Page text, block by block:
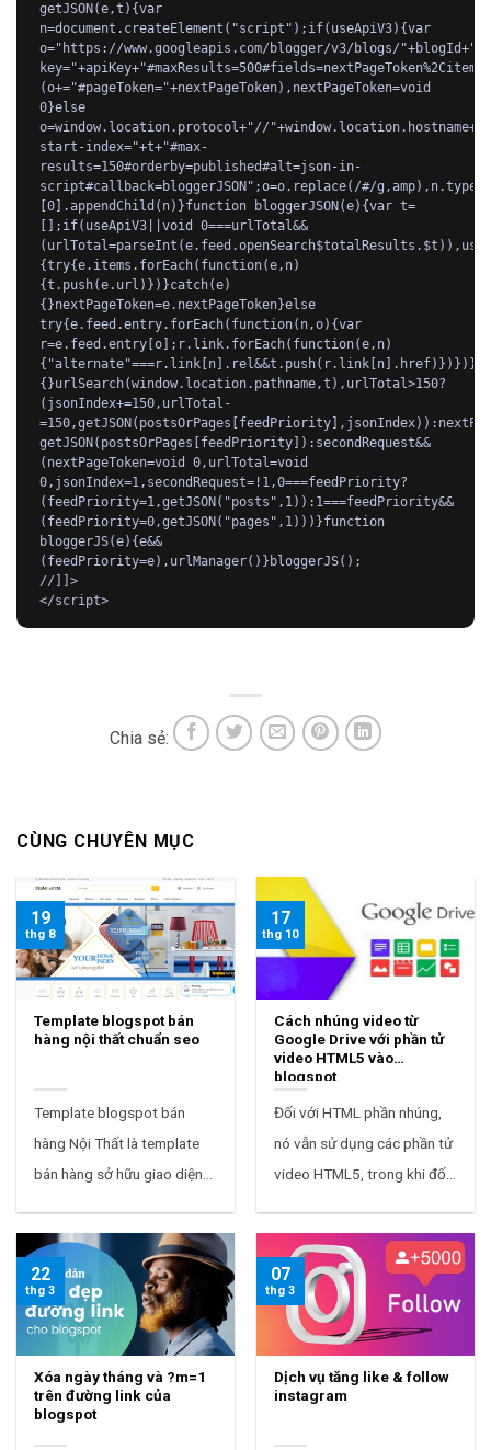
getJSON(e,t){var
n=document.createElement("script");if(useApiV3){var
o="https://www.googleapis.com/blogger/v3/blogs/"+blogId+"/
(o+="#pageToken="+nextPageToken),nextPageToken=void
0}else
o=window.location.protocol+"//
start-index="+t+"#max-
results=150#orderby=published#alt=json-in-
script#callback=bloggerJSON";o=o.replace(/#/
[0].appendChild(n)}function bloggerJSON(e){var t=
[];if(useApiV3||void 0===urlTotal&&
{try{e.items.forEach(function(e,n)
{t.push(e.url)})}catch(e)
{}nextPageToken=e.nextPageToken}else
try{e.feed.entry.forEach(function(n,o){var
r=e.feed.entry[o];r.link.forEach(function(e,n)
{}urlSearch(window.location.pathname,t),urlTotal>150?
(jsonIndex+=150,urlTotal-
getJSON(postsOrPages[feedPriority]):secondRequest&&
(nextPageToken=void 0,urlTotal=void
0,jsonIndex=1,secondRequest=!1,0===feedPriority?
(feedPriority=1,getJSON("posts",1)):1===feedPriority&&
(feedPriority=0,getJSON("pages",1)))}function
bloggerJS(e){e&&
(feedPriority=e),urlManager()}bloggerJS();
//]]>
</script>
Chia sẻ:
CÙNG CHUYÊN MỤC
Template blogspot bán
hàng nội thất chuẩn seo
Template blogspot bán
hàng Nội Thất là template
bán hàng sở hữu giao diện
website bán đồ nội thất,
siêu thị nội t...
19
thg 8
Cách nhúng video từ
Google Drive với phần tử
video HTML5 vào
blogspot
Đối với HTML phần nhúng,
nó vẫn sử dụng các phần tử
video HTML5, trong khi đối
bạn có thể sử dụng URL tải
xuốn...
17
thg 10
Xóa ngày tháng và ?m=1
trên đường link của
blogspot
22
thg 3
Dịch vụ tăng like & follow
instagram
07
thg 3